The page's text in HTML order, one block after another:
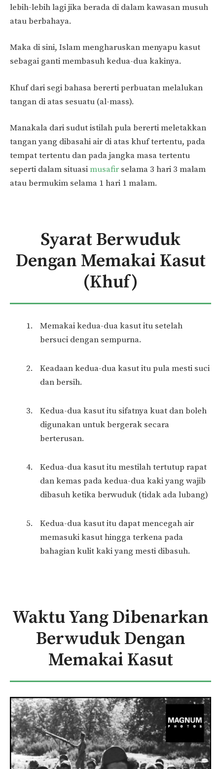
lebih-lebih lagi jika berada di dalam kawasan musuh
atau berbahaya.
Maka di sini, Islam mengharuskan menyapu kasut
sebagai ganti membasuh kedua-dua kakinya.
Khuf dari segi bahasa bererti perbuatan melalukan
tangan di atas sesuatu (al-mass).
Manakala dari sudut istilah pula bererti meletakkan
tangan yang dibasahi air di atas khuf tertentu, pada
tempat tertentu dan pada jangka masa tertentu
seperti dalam situasimusafir selama 3 hari 3 malam
atau bermukim selama 1 hari 1 malam.
Syarat Berwuduk
Dengan Memakai Kasut
(Khuf)
Memakai kedua-dua kasut itu setelah
bersuci dengan sempurna.
Keadaan kedua-dua kasut itu pula mesti suci
dan bersih.
Kedua-dua kasut itu sifatnya kuat dan boleh
digunakan untuk bergerak secara
berterusan.
Kedua-dua kasut itu mestilah tertutup rapat
dan kemas pada kedua-dua kaki yang wajib
dibasuh ketika berwuduk (tidak ada lubang)
Kedua-dua kasut itu dapat mencegah air
memasuki kasut hingga terkena pada
bahagian kulit kaki yang mesti dibasuh.
Waktu Yang Dibenarkan
Berwuduk Dengan
Memakai Kasut